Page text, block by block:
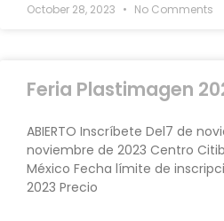
October 28, 2023 No Comments
Feria Plastimagen
ABIERTO Inscríbete Del7 de
noviembre de 2023 Centro
México Fecha límite de
2023 Precio